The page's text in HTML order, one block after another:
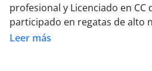
profesional y Licenciado en CC
participado en regatas de alto
catamaran, Tornado. Y en
Leer más